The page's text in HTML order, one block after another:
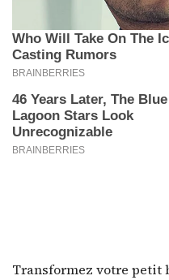
Transformez votre petit